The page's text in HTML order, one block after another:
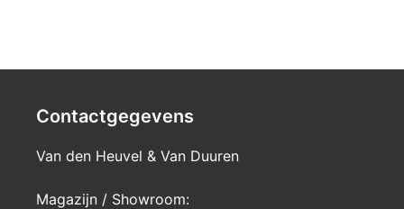
Contactgegevens
Van den Heuvel & Van Duuren
Magazijn / Showroom: